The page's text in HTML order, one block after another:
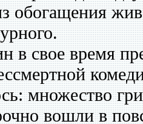
обогащения
время
множество
вошли в